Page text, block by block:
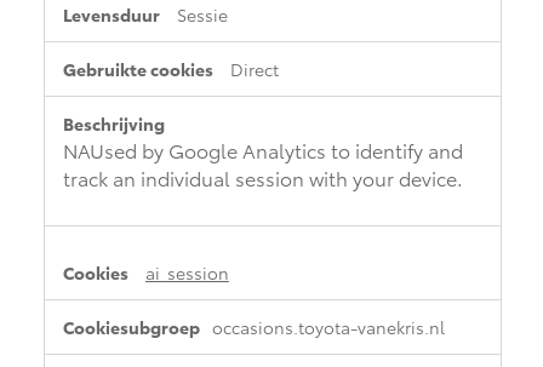
Sessie
Direct
NAUsed by Google Analytics to identify and
track an individual session with your device.
ai_session
occasions.toyota-vanekris.nl